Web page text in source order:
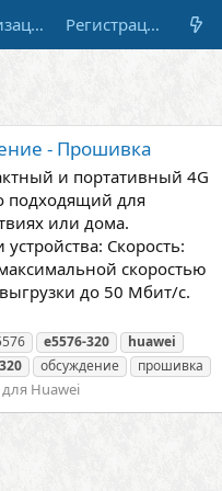
Авторизация Регистрация
- Прошивка
и портативный 4G
подходящий для
или дома.
Скорость:
скоростью
до 50 Мбит/с.
e5576-320
huawei
обсуждение прошивка
Huawei